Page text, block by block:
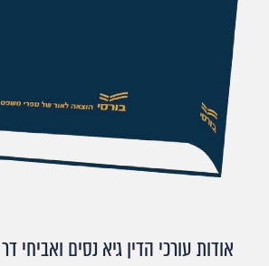
אודות עורכי הדין גיא נסים ואביחי דר